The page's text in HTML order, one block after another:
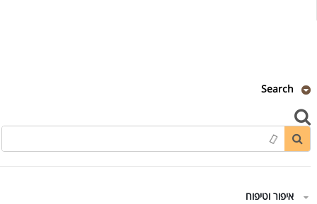
Search
איפור וטיפוח